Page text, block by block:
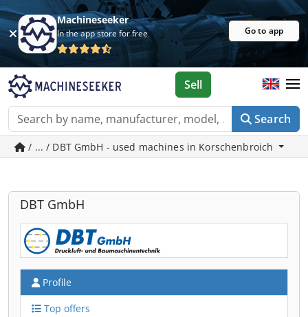
Machineseeker
In the app store for free Go to app
Search
Sell
/ ... / DBT GmbH - used machines in Korschenbroich
DBT GmbH
Profile
Top offers